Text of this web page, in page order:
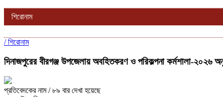
শিরোনাম
/শিরোনাম
‎দিনাজপুরের বীরগঞ্জ উপজেলায় অবহিতকরণ ও পরিকল্পনা কর্মশালা-২০২৬
প্রতিবেদকের নাম/ ৮৯ বার দেখা হয়েছে